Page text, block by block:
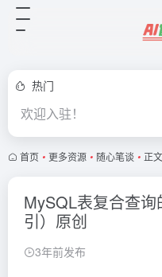
热门
欢迎入驻！
首页 • 更多资源 • 随心笔谈 • 正文
MySQL表复合查
引）原创
3年前发布